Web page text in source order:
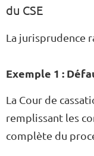
du CSE
La jurisprudence
Exemple 1 :
La Cour de
remplissant les
complète du